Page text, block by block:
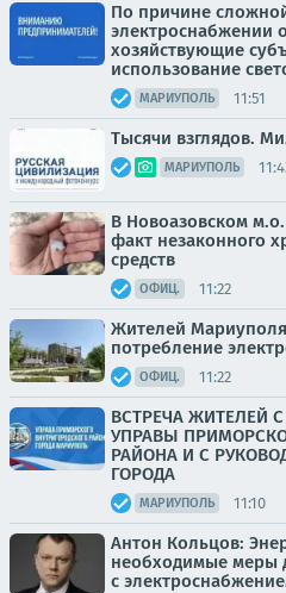
По причине
электроснабжении
хозяйствующие
использование
МАРИУПОЛЬ 11:51
Тысячи взглядов.
МАРИУПОЛЬ
В Новоазовском
факт незаконного
средств
ОФИЦ. 11:22
Жителей
потребление
ОФИЦ. 11:22
ВСТРЕЧА ЖИТЕЛЕЙ
УПРАВЫ
РАЙОНА И С
ГОРОДА
МАРИУПОЛЬ 11:10
Антон Кольцов:
необходимые меры
с